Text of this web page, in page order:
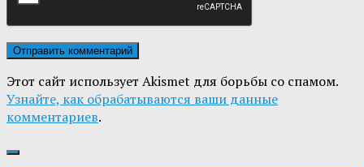
Этот сайт использует Akismet для борьбы со спамом.
Узнайте, как обрабатываются ваши данные
комментариев.